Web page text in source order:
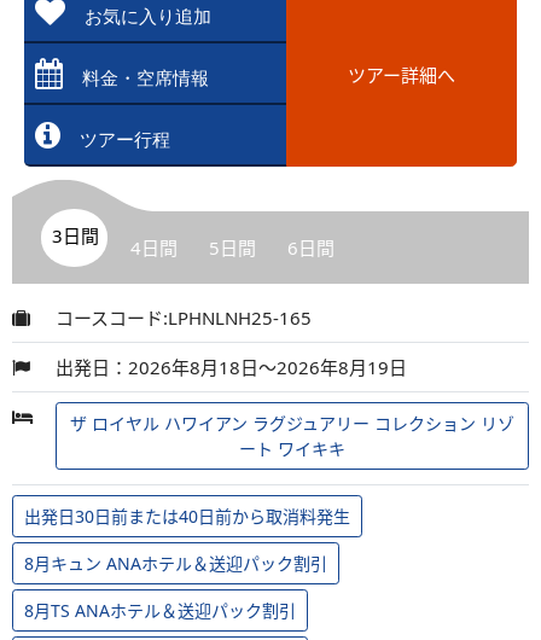
お気に入り追加
料金・空席情報
ツアー行程
ツアー詳細へ
3日間 4日間 5日間 6日間
コースコード:LPHNLNH25-165
出発日：2026年8月18日～2026年8月19日
ザ ロイヤル ハワイアン ラグジュアリー コレクション リゾ
ート ワイキキ
出発日30日前または40日前から取消料発生
8月キュン ANAホテル＆送迎パック割引
8月TS ANAホテル＆送迎パック割引